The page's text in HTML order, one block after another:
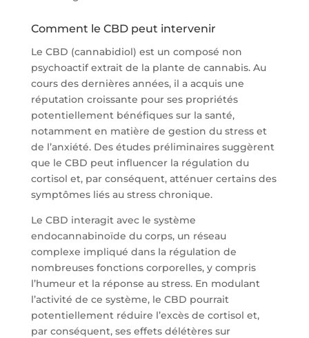
Comment le CBD peut intervenir
Le CBD (cannabidiol) est un composé non
psychoactif extrait de la plante de cannabis. Au
cours des dernières années, il a acquis une
réputation croissante pour ses propriétés
potentiellement bénéfiques sur la santé,
notamment en matière de gestion du stress et
de l’anxiété. Des études préliminaires suggèrent
que le CBD peut influencer la régulation du
cortisol et, par conséquent, atténuer certains des
symptômes liés au stress chronique.
Le CBD interagit avec le système
endocannabinoïde du corps, un réseau
complexe impliqué dans la régulation de
nombreuses fonctions corporelles, y compris
l’humeur et la réponse au stress. En modulant
l’activité de ce système, le CBD pourrait
potentiellement réduire l’excès de cortisol et,
par conséquent, ses effets délétères sur